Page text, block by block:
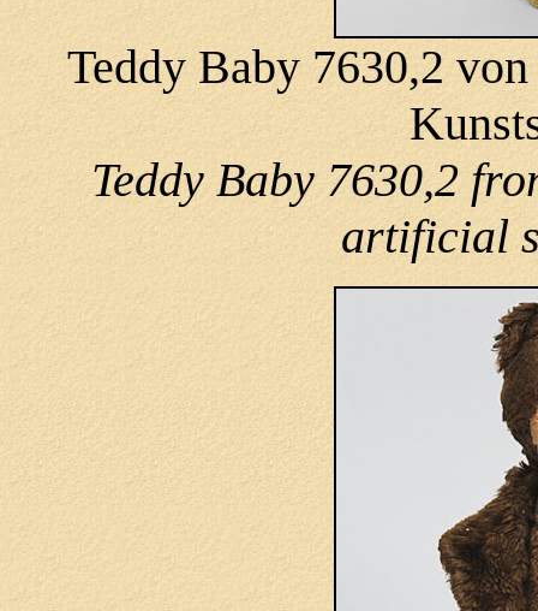
Teddy Baby 7630,2
Teddy Baby 7630,2
artificial